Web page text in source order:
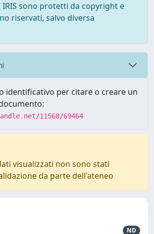
sono protetti da copyright e
riservati, salvo diversa
identificativo per citare o creare un
11568/69464
visualizzati non sono stati
da parte dell'ateneo
ND